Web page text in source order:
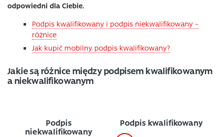
odpowiedni dla Ciebie.
Podpis kwalifikowany i podpis niekwalifikowany –
różnice
Jak kupić mobilny podpis kwalifikowany?
Jakie są różnice między podpisem kwalifikowanym
a niekwalifikowanym
Podpis
niekwalifikowany
Podpis kwalifikowany